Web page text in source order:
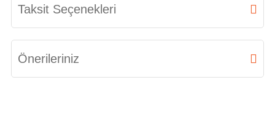
Bu ürüne ilk yorumu siz yapın!
Taksit Seçenekleri
Önerileriniz